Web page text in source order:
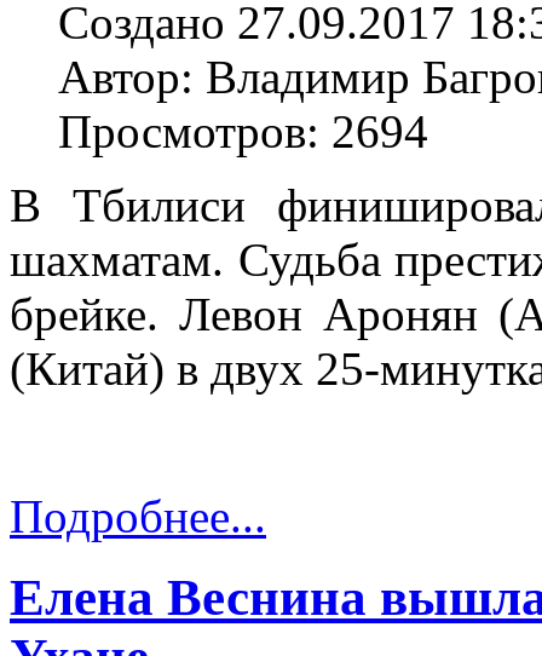
Создано 27.09.2017
Автор: Владимир
Просмотров: 2694
В Тбилиси
шахматам. Судьба
брейке. Левон Аронян
(Китай) в двух 25-
Подробнее...
Елена Веснина